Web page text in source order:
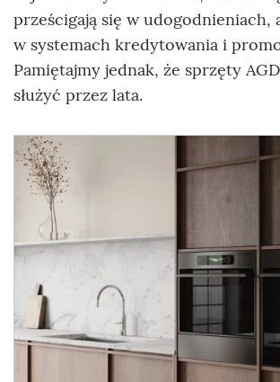
prześcigają się w
w systemach kredytowania i
Pamiętajmy jednak, że sprzęty
służyć przez lata.